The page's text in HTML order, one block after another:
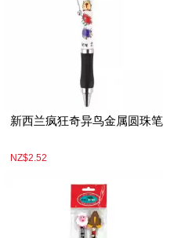
新西兰疯狂奇异鸟金属圆珠笔
NZ$2.52